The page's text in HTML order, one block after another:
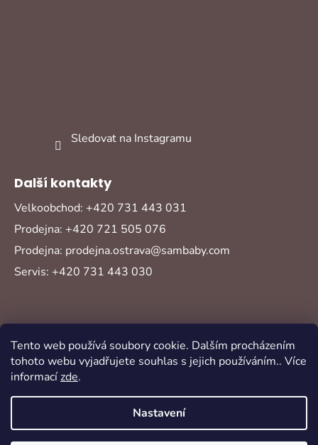
Tento web používá soubory cookie. Dalším procházením
tohoto webu vyjadřujete souhlas s jejich používáním.. Více
informacízde.
Nastavení
Sledovat na Instagramu
Další kontakty
Velkoobchod: +420 731 443 031
Prodejna: +420 721 505 076
Prodejna: prodejna.ostrava@sambaby.com
Servis: +420 731 443 030
Vytvořil Shoptet
Copyright 2026Sambaby